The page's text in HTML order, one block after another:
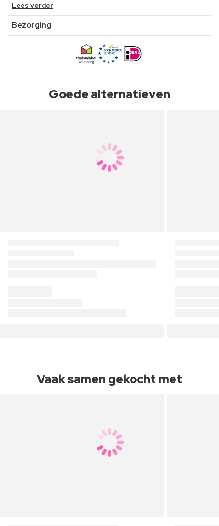
Lees verder
Bezorging
Goede alternatieven
Vaak samen gekocht met